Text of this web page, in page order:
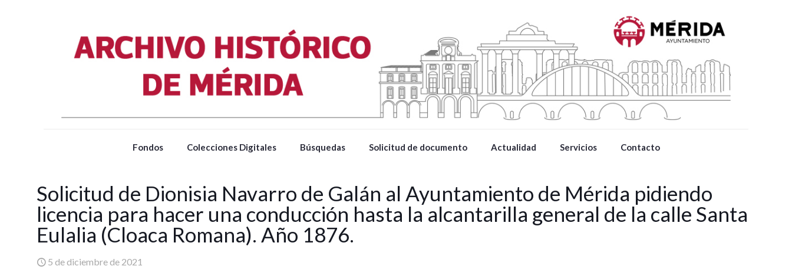
Fondos Colecciones Digitales Búsquedas Solicitud de documento Actualidad Servicios Contacto
Solicitud de Dionisia Navarro de Galán al Ayuntamiento de Mérida pidiendo
licencia para hacer una conducción hasta la alcantarilla general de la calle Santa
Eulalia (Cloaca Romana). Año 1876.
5 de diciembre de 2021